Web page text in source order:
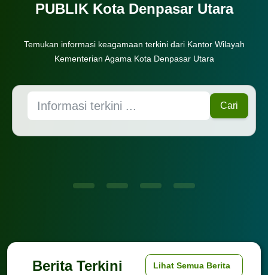
PUBLIK Kota Denpasar Utara
Temukan informasi keagamaan terkini dari Kantor Wilayah
Kementerian Agama Kota Denpasar Utara
Cari
Berita Terkini Lihat Semua Berita